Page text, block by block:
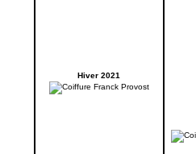
Hiver 2021